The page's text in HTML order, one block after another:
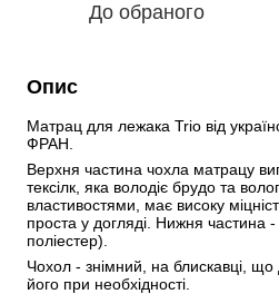
До обраного
Опис
Матрац для лежака Trio від
ФРАН.
Верхня частина чохла матрацу
тексілк, яка володіє брудо та
властивостями, має високу
проста у догляді. Нижня частина
поліестер).
Чохол - знімний, на блискавці, що
його при необхідності.